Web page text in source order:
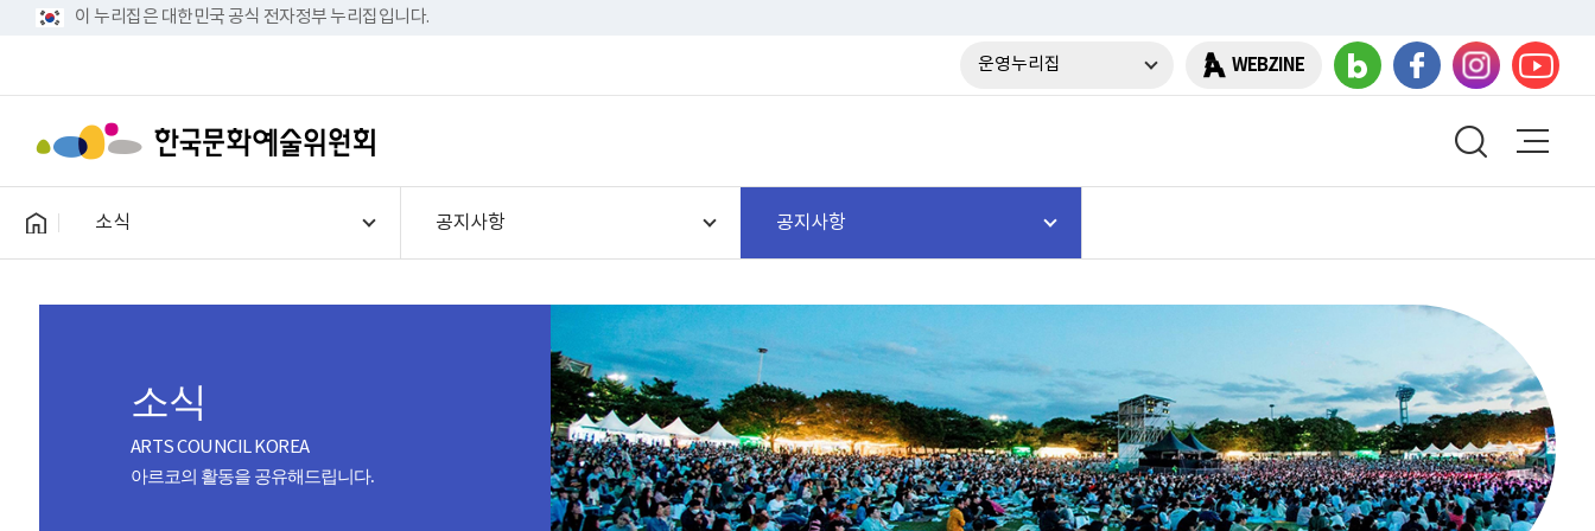
이 누리집은 대한민국 공식 전자정부 누리집입니다.
운영누리집 WEBZINE
소식 공지사항 공지사항
소식
ARTS COUNCIL KOREA
아르코의 활동을 공유해드립니다.